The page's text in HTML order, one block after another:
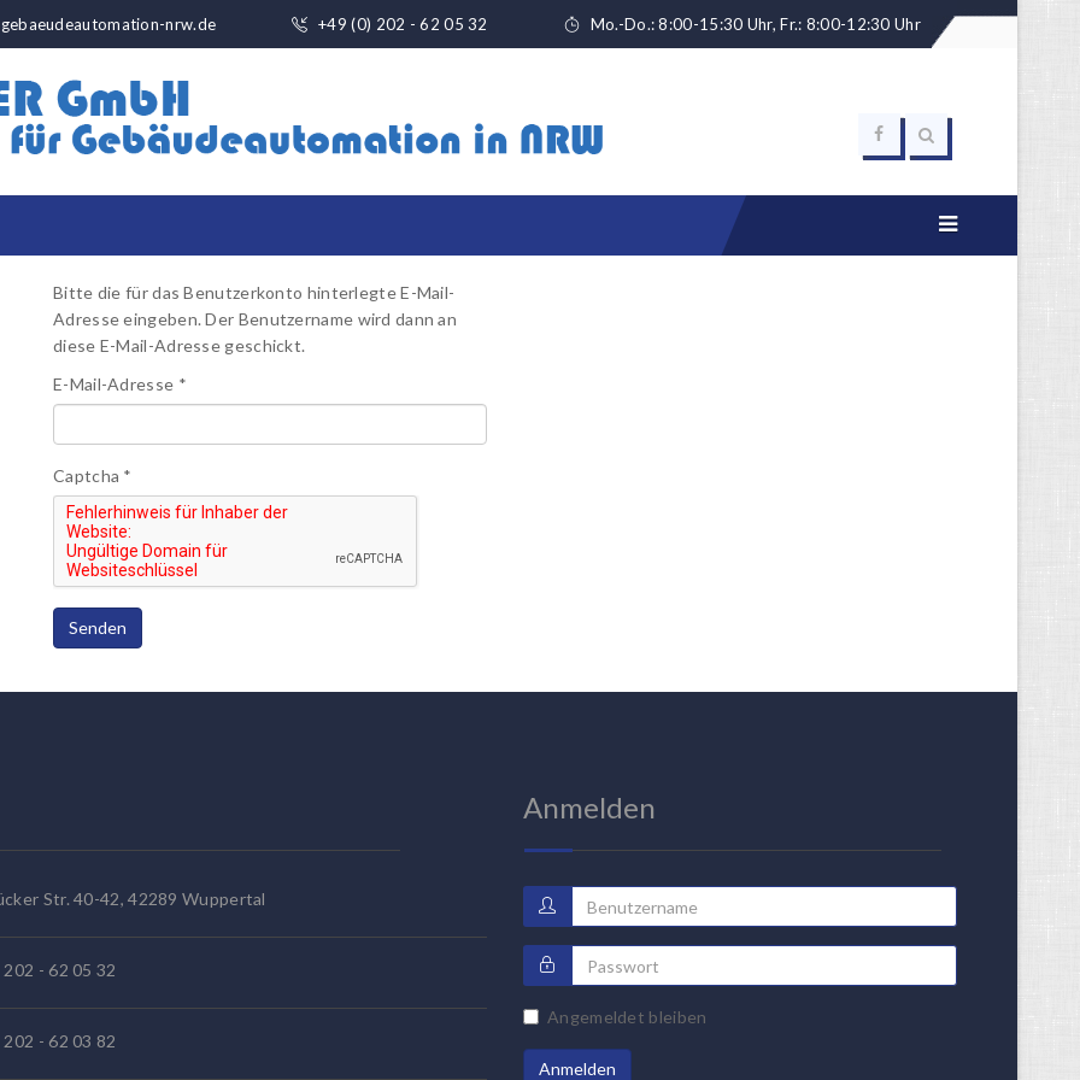
nrw.de +49 (0) 202 - 62 05 32 Mo.-Do.: 8:00-15:30 Uhr, Fr.: 8:00-12:30 Uhr
Bitte die für das Benutzerkonto hinterlegte E-Mail-
Adresse eingeben. Der Benutzername wird dann an
diese E-Mail-Adresse geschickt.
E-Mail-Adresse *
Captcha *
Senden
Str. 40-42, 42289 Wuppertal
- 62 05 32
202 - 62 03 82
Anmelden
Angemeldet bleiben
Anmelden